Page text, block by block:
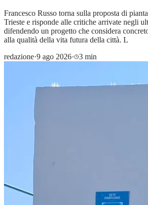
Francesco Russo torna sulla proposta di
Trieste e risponde alle critiche arrivate negli
difendendo un progetto che considera
alla qualità della vita futura della città. L
redazione·9 ago 2026· 3 min